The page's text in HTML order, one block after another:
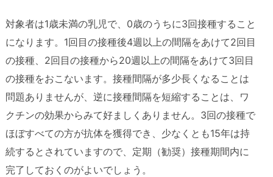
対象者は1歳未満の乳児で、0歳のうちに3回接種すること
になります。1回目の接種後4週以上の間隔をあけて2回目
の接種、2回目の接種から20週以上の間隔をあけて3回目
の接種をおこないます。接種間隔が多少長くなることは
問題ありませんが、逆に接種間隔を短縮することは、ワ
クチンの効果からみて好ましくありません。3回の接種で
ほぼすべての方が抗体を獲得でき、少なくとも15年は持
続するとされていますので、定期（勧奨）接種期間内に
完了しておくのがよいでしょう。